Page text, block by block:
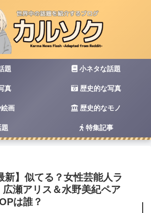
題 小ネタな話題
真 歴史的な写真
画 歴史的なモノ
題 特集記事
新】似てる？女性芸能人ラ
広瀬アリス＆水野美紀ペア
は誰？